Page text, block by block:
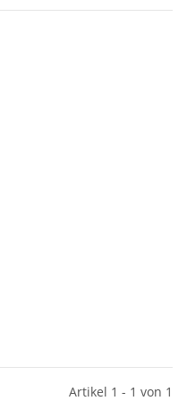
Artikel 1 - 1 von 1